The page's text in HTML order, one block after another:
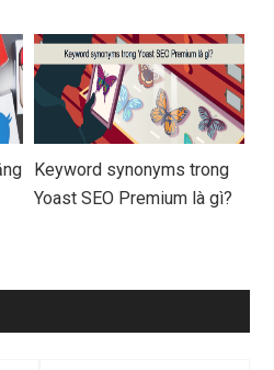
Keyword synonyms trong
Yoast SEO Premium là gì?